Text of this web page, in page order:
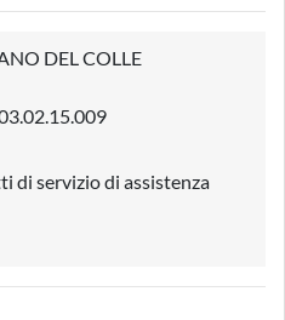
DEL COLLE
di servizio di assistenza